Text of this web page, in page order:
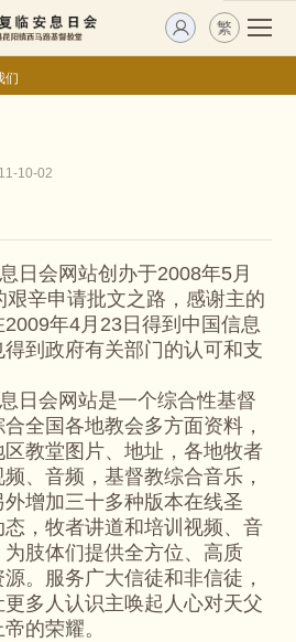
繁
们
10-02
会网站创办于2008年5月
艰辛申请批文之路，感谢主的
年4月23日得到中国信息
到政府有关部门的认可和支
会网站是一个综合性基督
全国各地教会多方面资料，
教堂图片、地址，各地牧者
、音频，基督教综合音乐，
增加三十多种版本在线圣
，牧者讲道和培训视频、音
肢体们提供全方位、高质
。服务广大信徒和非信徒，
多人认识主唤起人心对天父
的荣耀。